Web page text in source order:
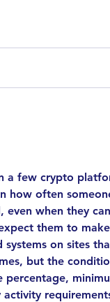
a few crypto
how often
even when they
them to
but the